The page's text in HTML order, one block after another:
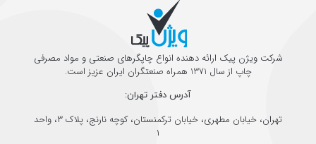
شرکت ویژن پیک ارائه دهنده انواع چاپگرهای صنعتی و مواد مصرفی
چاپ از سال 1371 همراه صنعتگران ایران عزیز است.
آدرس دفتر تهران:
تهران، خیابان مطهری، خیابان ترکمنستان، کوچه نارنج، پلاک ۳، واحد
۱